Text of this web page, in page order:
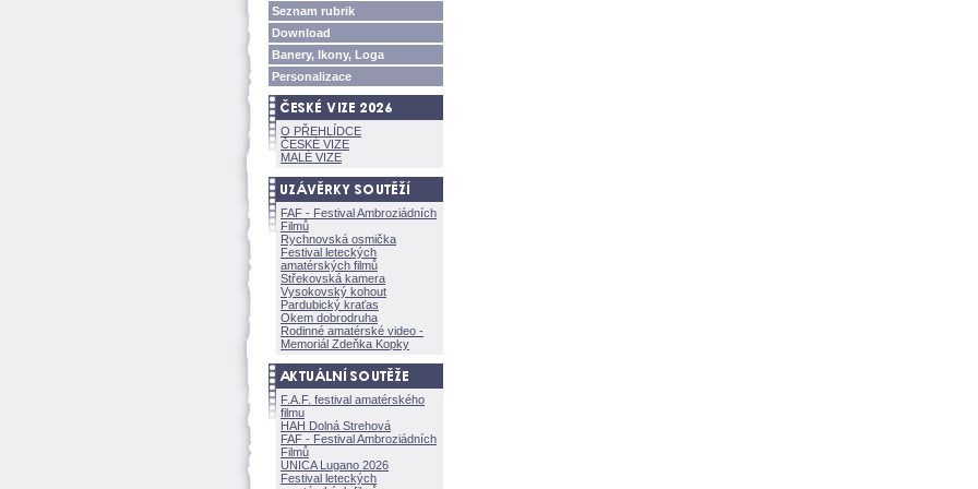
Seznam rubrik
Download
Banery, Ikony, Loga
Personalizace
O PŘEHLÍDCE
ČESKÉ VIZE
MALÉ VIZE
FAF - Festival Ambroziádních
Filmů
Rychnovská osmička
Festival leteckých
amatérských filmů
Střekovská kamera
Vysokovský kohout
Pardubický kraťas
Okem dobrodruha
Rodinné amatérské video -
Memoriál Zdeňka Kopky
F.A.F. festival amatérského
filmu
HAH Dolná Strehov
FAF - Festival Ambroziádních
Filmů
UNICA Lugano 2026
Festival leteckých